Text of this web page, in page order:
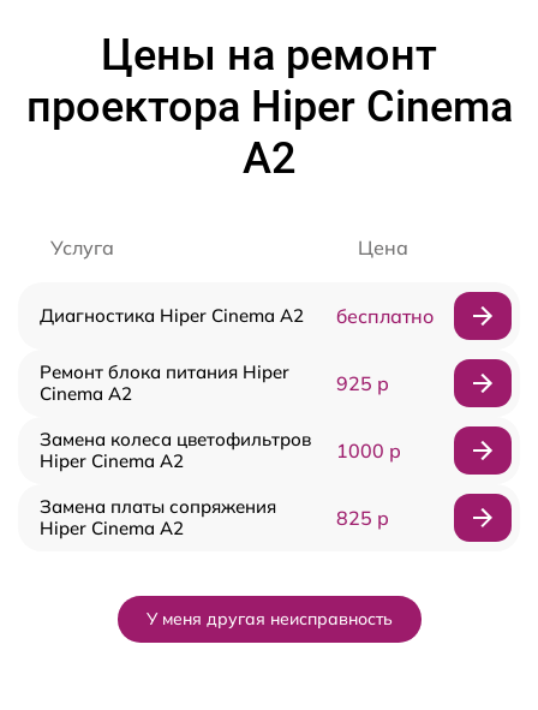
Цены на ремонт
проектора Hiper Cinema
A2
Услуга Цена
Диагностика Hiper Cinema A2 бесплатно
Ремонт блока питания Hiper
Cinema A2
925 р
Замена колеса цветофильтров
Hiper Cinema A2
1000 р
Замена платы сопряжения
Hiper Cinema A2
825 р
У меня другая неисправность